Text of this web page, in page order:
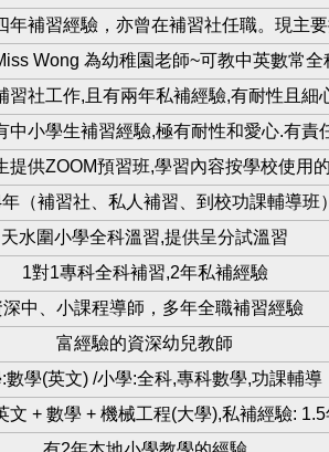
年補習經驗，亦曾在補習社任職。現主
補 Wong 為幼稚園老師~可教中英數常
習社工作,且有兩年私補經驗,有耐性且細
中小學生補習經驗,極有耐性和愛心.有責
提供ZOOM預習班,學習內容按學校使用的
（補習社、私人補習、到校功課輔導班）
天水圍小學全科溫習,提供呈分試溫習
1對1專科全科補習,2年私補經驗
深中、小課程導師，多年全職補習經驗
班 富經驗的資深幼兒教師
數學(英文) /小學:全科,專科數學,功課輔導
文 + 數學 + 機械工程(大學),私補經驗: 1.5